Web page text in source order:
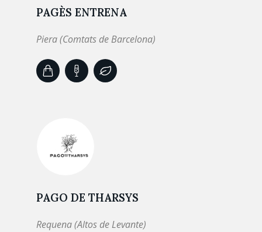
PAGÈS ENTRENA
Piera (Comtats de Barcelona)
PAGO DE THARSYS
Requena (Altos de Levante)